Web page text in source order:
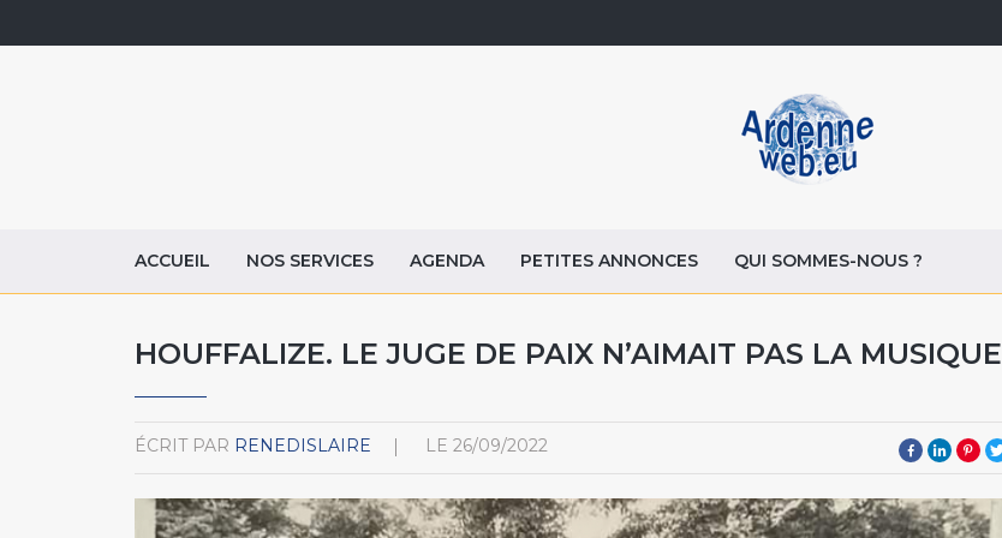
ACCUEIL NOS SERVICES AGENDA PETITES ANNONCES QUI SOMMES-NOUS ?
HOUFFALIZE. LE JUGE DE PAIX N’AIMAIT PAS LA MUSIQUE
ÉCRIT PAR RENEDISLAIRE LE 26/09/2022